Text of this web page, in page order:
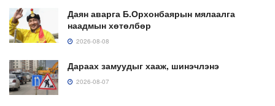
Даян аварга Б.Орхонбаярын мялаалга
наадмын хөтөлбөр
2026-08-08
Дараах замуудыг хааж, шинэчлэнэ
2026-08-07